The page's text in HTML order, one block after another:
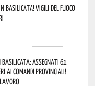
Basilicata! Vigili del fuoco
Basilicata: assegnati 61
ai Comandi provinciali!
lavoro